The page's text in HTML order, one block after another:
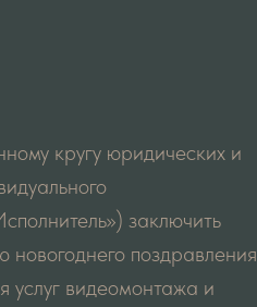
кругу юридических и
заключить
поздравления
услуг видеомонтажа и